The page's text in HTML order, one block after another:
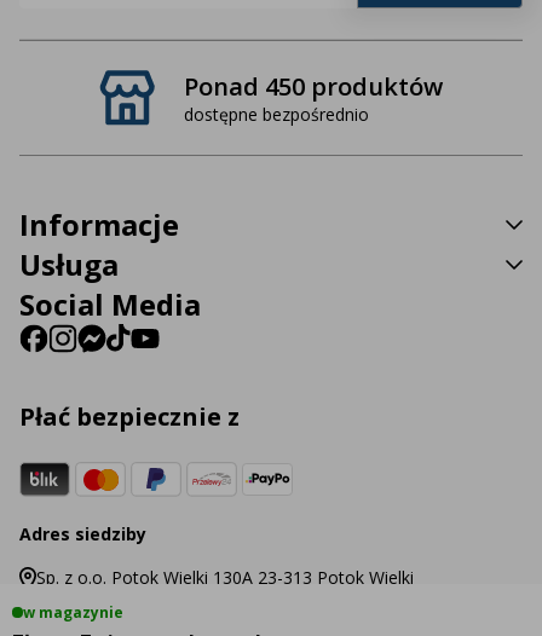
w magazynie
Ponad 450 produktów
dostępne bezpośrednio
Informacje
Usługa
Social Media
Płać bezpiecznie z
Adres siedziby
Sp. z o.o. Potok Wielki 130A 23-313 Potok Wielki